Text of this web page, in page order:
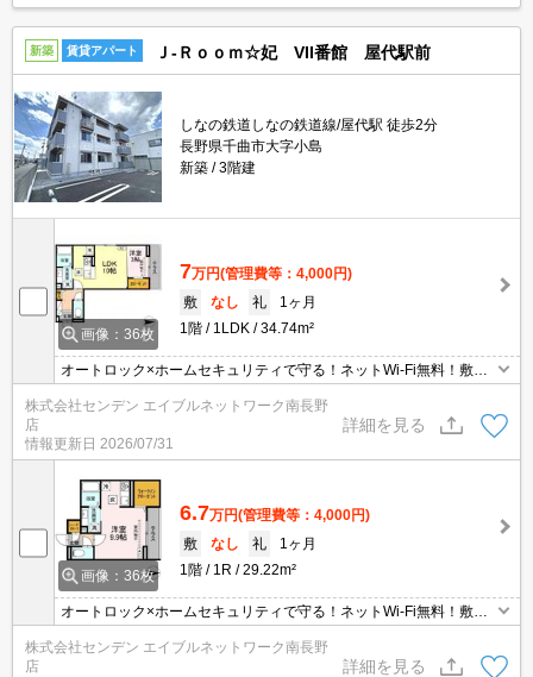
新築 賃貸アパート Ｊ-Ｒｏｏｍ☆妃 VII番館 屋代駅前
しなの鉄道しなの鉄道線/屋代駅 徒歩2分
長野県千曲市大字小島
新築
3階建
画像：36枚
7万円(管理費等：4,000円)
敷
なし 礼
1ヶ月
1階
1LDK 34.74m²
オートロック×ホームセキュリティで守る！ネットWi-Fi無料！敷地
内にゴミ置場付
株式会社センデン エイブルネットワーク南長野
店
情報更新日 2026/07/31
詳細を見る
画像：36枚
6.7万円(管理費等：4,000円)
敷
なし 礼
1ヶ月
1階
1R 29.22m²
オートロック×ホームセキュリティで守る！ネットWi-Fi無料！敷地
内にゴミ置場付
株式会社センデン エイブルネットワーク南長野
店
詳細を見る